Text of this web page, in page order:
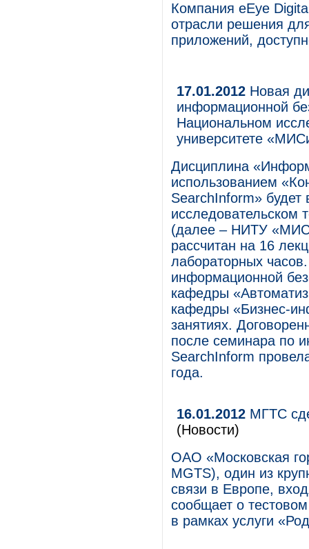
Компания eEye
отрасли решения
приложений,
17.01.2012 Новая
информационной
Национальном
университете
Дисциплина
использованием
SearchInform»
исследовательском
(далее – НИТУ
рассчитан на 16
лабораторных
информационной
кафедры
кафедры «Бизнес-
занятиях.
после семинара по
SearchInform
года.
16.01.2012 МГТС
(Новости)
ОАО «Московская
MGTS), один из
связи в Европе,
сообщает о
в рамках услуги